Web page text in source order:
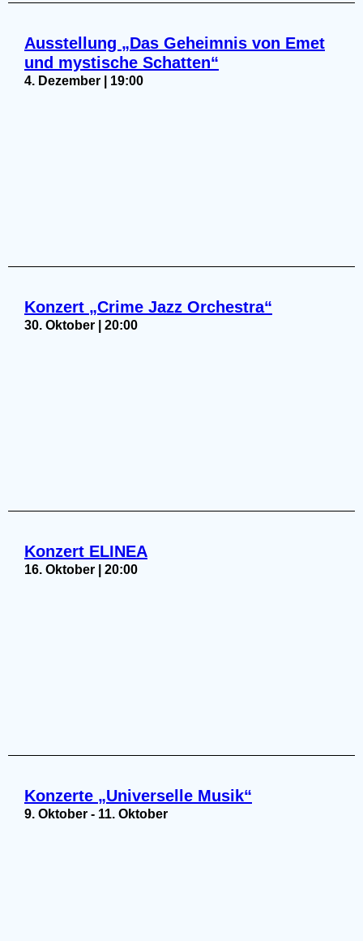
Ausstellung „Das Geheimnis von Emet
und mystische Schatten“
4. Dezember | 19:00
Konzert „Crime Jazz Orchestra“
30. Oktober | 20:00
Konzert ELINEA
16. Oktober | 20:00
Konzerte „Universelle Musik“
9. Oktober - 11. Oktober